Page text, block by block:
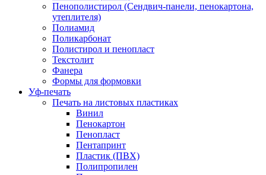
Пенополистирол (Сендвич-панели, пенокартона,
утеплителя)
Полиамид
Поликарбонат
Полистирол и пенопласт
Текстолит
Фанера
Формы для формовки
Уф-печать
Печать на листовых пластиках
Винил
Пенокартон
Пенопласт
Пентапринт
Пластик (ПВХ)
Полипропилен